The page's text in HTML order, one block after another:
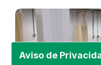
Aviso de